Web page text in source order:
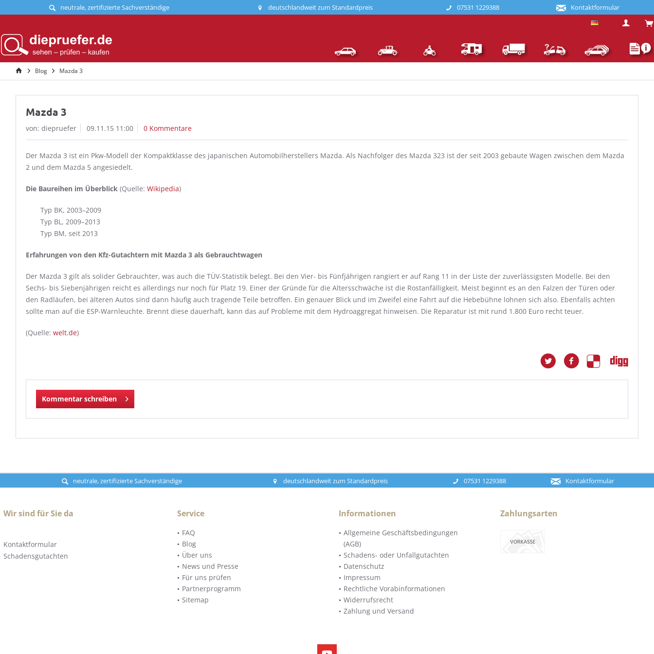
neutrale, zertifizierte Sachverständige deutschlandweit zum Standardpreis 07531 1229388 Kontaktformular
Deutsch
Blog Mazda 3
Mazda 3
von: diepruefer 09.11.15 11:00 0 Kommentare
Der Mazda 3 ist ein Pkw-Modell der Kompaktklasse des japanischen Automobilherstellers Mazda. Als Nachfolger des Mazda 323 ist der seit 2003 gebaute Wagen zwischen dem Mazda
2 und dem Mazda 5 angesiedelt.
Die Baureihen im Überblick (Quelle: Wikipedia)
Typ BK, 2003–2009
Typ BL, 2009–2013
Typ BM, seit 2013
Erfahrungen von den Kfz-Gutachtern mit Mazda 3 als Gebrauchtwagen
Der Mazda 3 gilt als solider Gebrauchter, was auch die TÜV-Statistik belegt. Bei den Vier- bis Fünfjährigen rangiert er auf Rang 11 in der Liste der zuverlässigsten Modelle. Bei den
Sechs- bis Siebenjährigen reicht es allerdings nur noch für Platz 19. Einer der Gründe für die Altersschwäche ist die Rostanfälligkeit. Meist beginnt es an den Falzen der Türen oder
den Radläufen, bei älteren Autos sind dann häufig auch tragende Teile betroffen. Ein genauer Blick und im Zweifel eine Fahrt auf die Hebebühne lohnen sich also. Ebenfalls achten
sollte man auf die ESP-Warnleuchte. Brennt diese dauerhaft, kann das auf Probleme mit dem Hydroaggregat hinweisen. Die Reparatur ist mit rund 1.800 Euro recht teuer.
(Quelle: welt.de)
Kommentar schreiben
neutrale, zertifizierte Sachverständige deutschlandweit zum Standardpreis 07531 1229388 Kontaktformular
Wir sind für Sie da
Kontaktformular
Schadensgutachten
Service
FAQ
Blog
Über uns
News und Presse
Für uns prüfen
Partnerprogramm
Sitemap
Informationen
Allgemeine Geschäftsbedingungen
(AGB)
Schadens- oder Unfallgutachten
Datenschutz
Impressum
Rechtliche Vorabinformationen
Widerrufsrecht
Zahlung und Versand
Zahlungsarten